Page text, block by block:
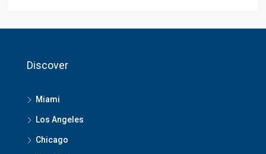
Discover
Miami
Los Angeles
Chicago